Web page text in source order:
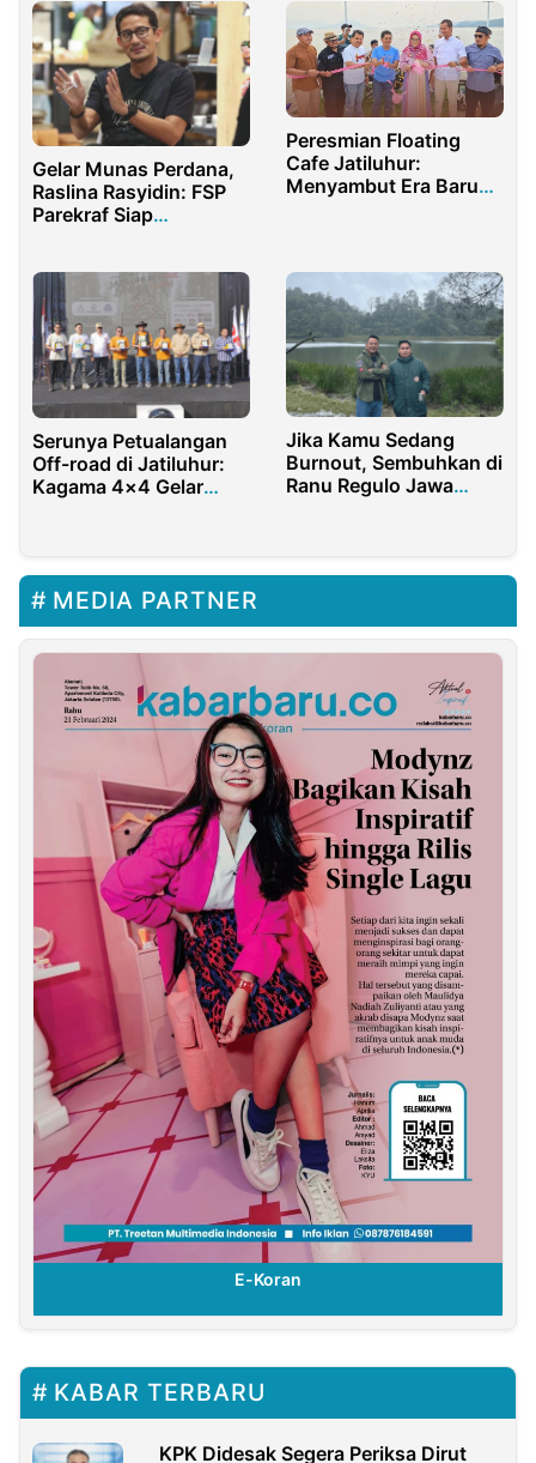
Gelar Munas Perdana,
Raslina Rasyidin: FSP
Parekraf Siap
Peresmian Floating
Cafe Jatiluhur:
Menyambut Era Baru
Serunya Petualangan
Off-road di Jatiluhur:
Kagama 4×4 Gelar
Jika Kamu Sedang
Burnout, Sembuhkan di
Ranu Regulo Jawa
MEDIA PARTNER
E-Koran
KABAR TERBARU
KPK Didesak Segera Periksa Dirut